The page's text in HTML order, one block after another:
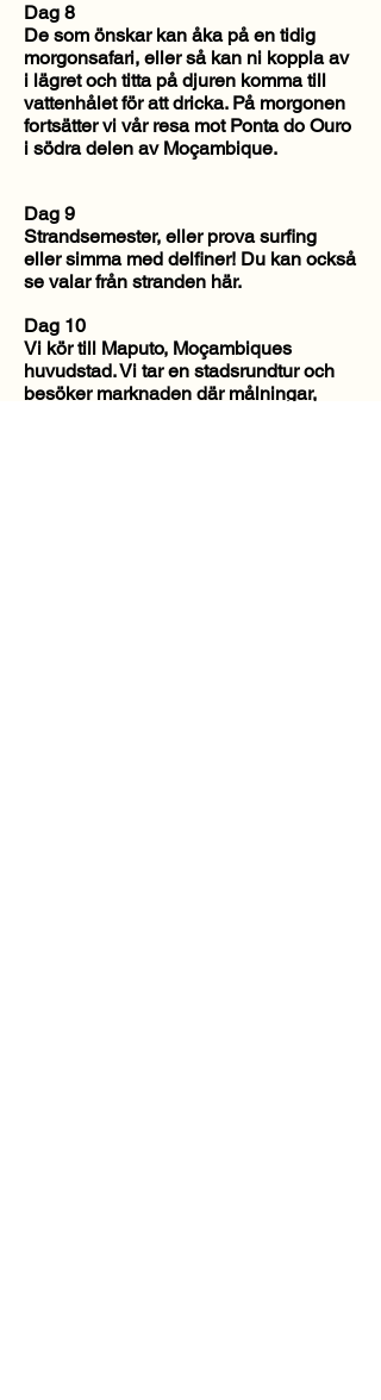
Dag 8
De som önskar kan åka på en tidig
morgonsafari, eller så kan ni koppla av
i lägret och titta på djuren komma till
vattenhålet för att dricka. På morgonen
fortsätter vi vår resa mot Ponta do Ouro
i södra delen av Moçambique.
Dag 9
Strandsemester, eller prova surfing
eller simma med delfiner! Du kan också
se valar från stranden här.
Dag 10
Vi kör till Maputo, Moçambiques
huvudstad. Vi tar en stadsrundtur och
besöker marknaden där målningar,